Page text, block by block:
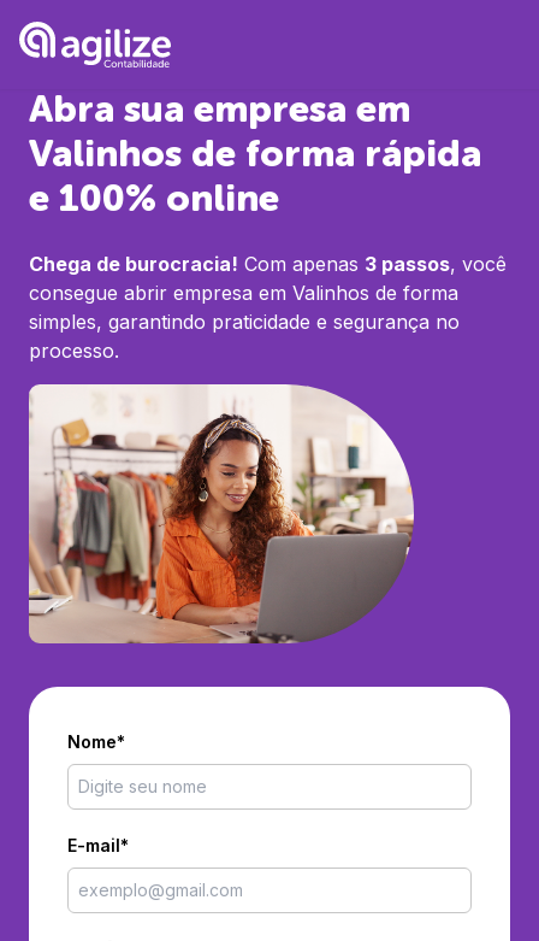
Abra sua empresa em
Valinhos de forma rápida
e 100% online
Chega de burocracia! Com apenas 3 passos, você
consegue abrir empresa em Valinhos de forma
simples, garantindo praticidade e segurança no
processo.
Nome*
E-mail*